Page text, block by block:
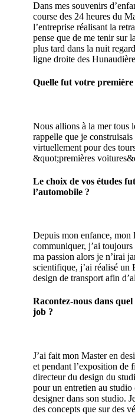
Dans mes souvenirs
course des 24 heures du
l’entreprise réalisant la
pense que de me tenir sur
plus tard dans la nuit
ligne droite des
Quelle fut votre
Nous allions à la mer tous
rappelle que je
virtuellement pour des
&quot;premières
Le choix de vos études
l’automobile ?
Depuis mon enfance, mon
communiquer, j’ai
ma passion alors je n’irai
scientifique, j’ai réalisé un
design de transport afin
Racontez-nous dans
job ?
J’ai fait mon Master en
et pendant l’exposition de
directeur du design du
pour un entretien au
designer dans son studio.
des concepts que sur des